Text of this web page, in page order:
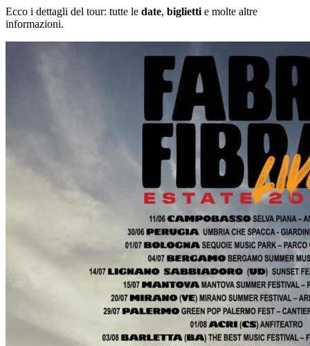
Ecco i dettagli del tour: tutte le date, biglietti e molte altre
informazioni.